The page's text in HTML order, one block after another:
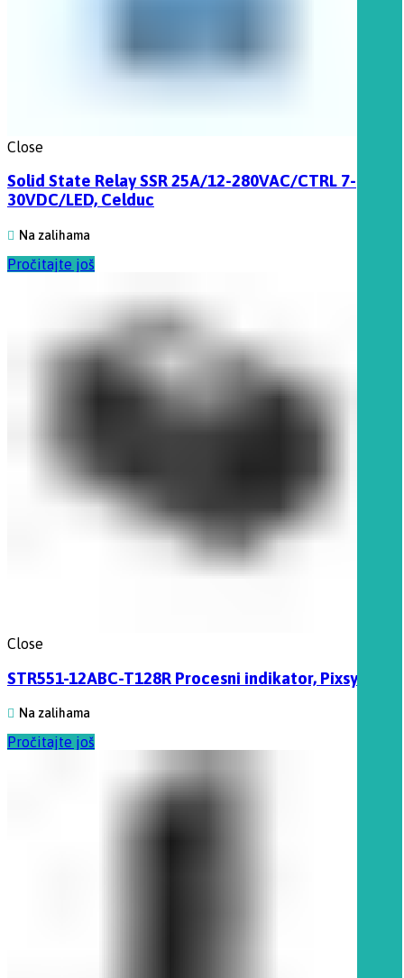
Close
Solid State Relay SSR 25A/12-280VAC/CTRL 7-
30VDC/LED, Celduc
Na zalihama
Pročitajte još
Close
STR551-12ABC-T128R Procesni indikator, Pixsys
Na zalihama
Pročitajte još